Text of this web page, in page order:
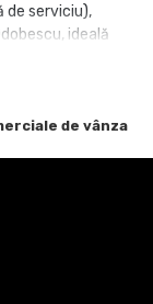
de vânzare
de serviciu),
ideală
2 niveluri